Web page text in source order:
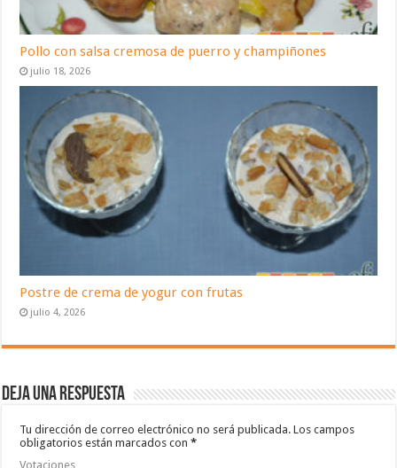
Pollo con salsa cremosa de puerro y champiñones
julio 18, 2026
Postre de crema de yogur con frutas
julio 4, 2026
Deja una respuesta
Tu dirección de correo electrónico no será publicada. Los campos
obligatorios están marcados con*
Votaciones